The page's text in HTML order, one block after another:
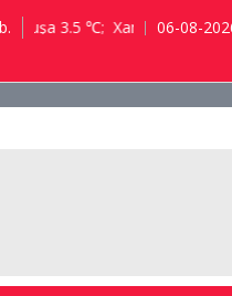
3.5 ℃; Xankəndi 2 ℃;06-08-